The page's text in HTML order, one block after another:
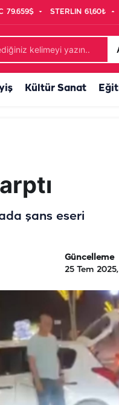
79.659$ STERLIN 61,60₺
Kültür Sanat
şans eseri
Güncelleme
25 Tem 2025,